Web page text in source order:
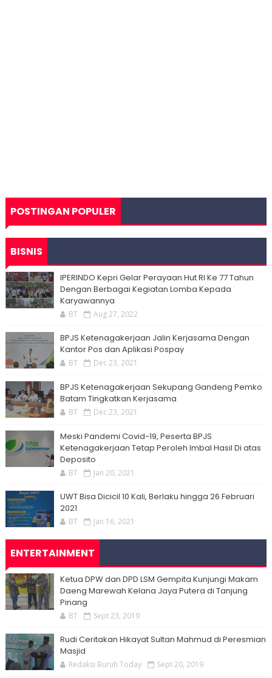
POSTINGAN POPULER
BISNIS
IPERINDO Kepri Gelar Perayaan Hut RI Ke 77 Tahun
Dengan Berbagai Kegiatan Lomba Kepada
Karyawannya
BT Aug 27, 2022
BPJS Ketenagakerjaan Jalin Kerjasama Dengan
Kantor Pos dan Aplikasi Pospay
BT Dec 23, 2021
BPJS Ketenagakerjaan Sekupang Gandeng Pemko
Batam Tingkatkan Kerjasama
BT Dec 23, 2021
Meski Pandemi Covid-19, Peserta BPJS
Ketenagakerjaan Tetap Peroleh Imbal Hasil Di atas
Deposito
BT Jan 20, 2021
UWT Bisa Dicicil 10 Kali, Berlaku hingga 26 Februari
2021
BT Jan 16, 2021
ENTERTAINMENT
Ketua DPW dan DPD LSM Gempita Kunjungi Makam
Daeng Marewah Kelana Jaya Putera di Tanjung
Pinang
BT Sept 23, 2019
Rudi Ceritakan Hikayat Sultan Mahmud di Peresmian
Masjid
Redaksi Buruh Today Sept 20, 2019